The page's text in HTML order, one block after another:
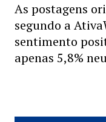
As postagens
segundo a
sentimento
apenas 5,8%